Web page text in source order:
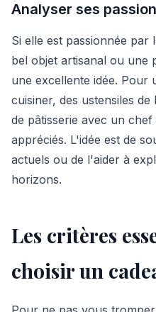
Analyser ses
Si elle est passionnée
bel objet artisanal ou une
une excellente idée. Pour
cuisiner, des ustensiles
de pâtisserie avec un
appréciés. L'idée est de
actuels ou de l'aider à
horizons.
Les critères
choisir un